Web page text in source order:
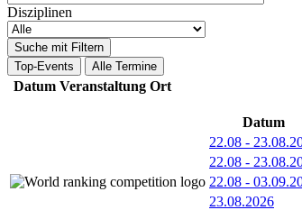
Disziplinen
Suche mit Filtern
Top-Events
Alle Termine
Datum Veranstaltung Ort
Datum
22.08 -
22.08 -
22.08 -
23.08.2026